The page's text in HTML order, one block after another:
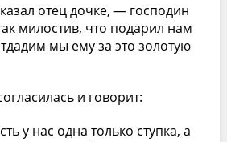
отец дочке, — господин
милостив, что подарил нам
мы ему за это золотую
и говорит:
у нас одна только ступка, а